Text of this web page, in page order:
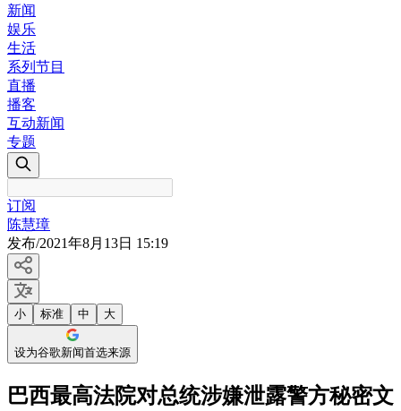
新闻
娱乐
生活
系列节目
直播
播客
互动新闻
专题
订阅
陈慧璋
发布/2021年8月13日 15:19
小 标准 中 大
设为谷歌新闻首选来源
巴西最高法院对总统涉嫌泄露警方秘密文